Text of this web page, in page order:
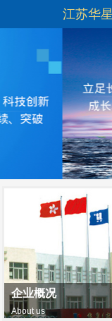
江苏华
企业概况
About us